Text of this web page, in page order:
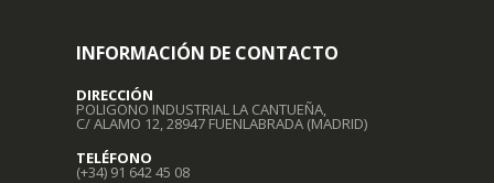
INFORMACIÓN DE CONTACTO
DIRECCIÓN
POLIGONO INDUSTRIAL LA CANTUEÑA,
C/ ALAMO 12, 28947 FUENLABRADA (MADRID)
TELÉFONO
(+34) 91 642 45 08